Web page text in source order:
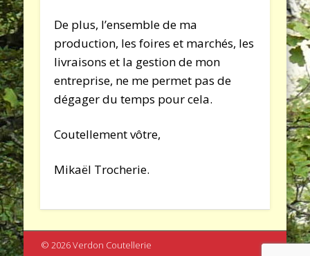
De plus, l’ensemble de ma
production, les foires et marchés, les
livraisons et la gestion de mon
entreprise, ne me permet pas de
dégager du temps pour cela.
Coutellement vôtre,
Mikaël Trocherie.
© 2026 Verdon Coutellerie